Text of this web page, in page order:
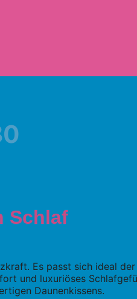
Schlaf
Es passt sich ideal
und luxuriöses
Daunenkissens.